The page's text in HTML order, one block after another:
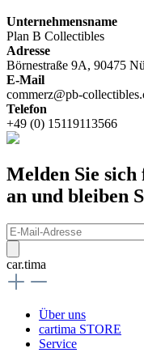
Unternehmensname
Plan B Collectibles
Adresse
Börnestraße 9A, 90475
E-Mail
commerz@pb-
Telefon
+49 (0) 15119113566
Melden Sie
an und bleiben
car.tima
Über uns
cartima STORE
Service